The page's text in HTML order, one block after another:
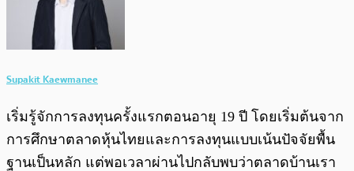
Supakit Kaewmanee
เริ่มรู้จักการลงทุนครั้งแรกตอนอายุ 19 ปี โดยเริ่มต้นจาก
การศึกษาตลาดหุ้นไทยและการลงทุนแบบเน้นปัจจัยพื้น
ฐานเป็นหลัก แต่พอเวลาผ่านไปกลับพบว่าตลาดบ้านเรา